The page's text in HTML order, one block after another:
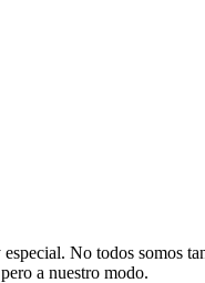
No todos somos
a nuestro modo.